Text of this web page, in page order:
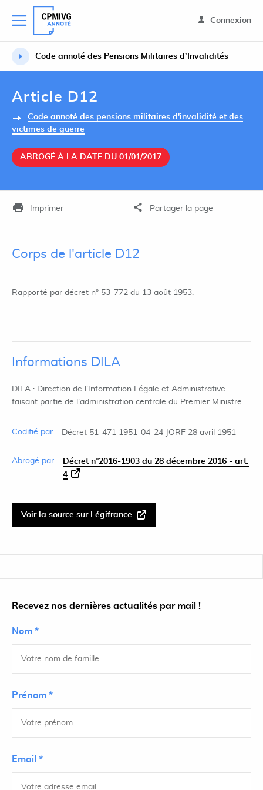
Connexion
Code annoté des Pensions Militaires d’Invalidités
Article D12
Code annoté des pensions militaires d'invalidité et des
victimes de guerre
ABROGÉ À LA DATE DU 01/01/2017
Imprimer Partager la page
Corps de l'article D12
Rapporté par décret n° 53-772 du 13 août 1953.
Informations DILA
DILA : Direction de l'Information Légale et Administrative
faisant partie de l'administration centrale du Premier Ministre
Codifié par : Décret 51-471 1951-04-24 JORF 28 avril 1951
Abrogé par :
Décret n°2016-1903 du 28 décembre 2016 - art.
4
Voir la source sur Légifrance
Recevez nos dernières actualités par mail !
Nom *
Prénom *
Email *